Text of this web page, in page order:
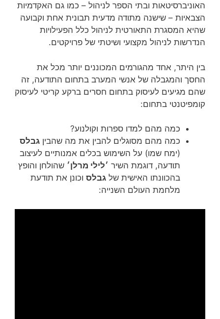
האוניברסיטאות ובתי הספר לניהול – כמו גם האקדמיות
הצבאיות – שישנה מתודה מדעית תבונית אחת וקבועה
שהיא המסגרת התאורטית לניהול כלל הפעילויות
הנדרשות לניהול מקצועי ושיטתי של פרויקטים.
בין היתר, אחד מהגורמים המכוננים יותר מכל את
החסך והמגבלה של אנשי המערב בתחום התודעה, זה
שהם מגיעים לעיסוק בתחום חסרים ברקע קריטי לעיסוק
קומפיטנטי בתחום:
כמה מהם למדו ספרות וקולנוע?
כמה מהם מסוגלים להבין את מה שהבין גבלס
(ימח שמו) על השימוש בכלים אמנותיים לעיצוב
תודעה, דוגמת השיר ׳לילי מרלן׳ שהולחן והופץ
בהכוונתו האישית של גבלס וכונן את תודעת
מלחמת העולם השנייה: